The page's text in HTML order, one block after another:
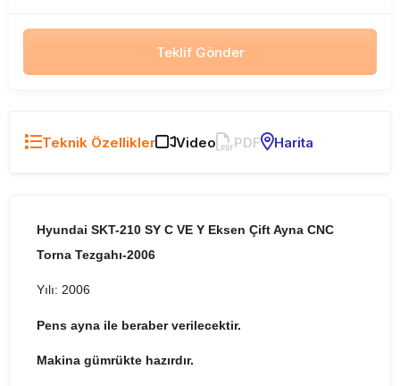
Teklif Gönder
Teknik Özellikler Video PDF Harita
Hyundai SKT-210 SY C VE Y Eksen Çift Ayna CNC
Torna Tezgahı-2006
Yılı: 2006
Pens ayna ile beraber verilecektir.
Makina gümrükte hazırdır.